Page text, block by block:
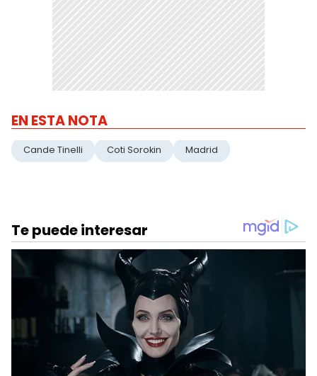
EN ESTA NOTA
Cande Tinelli Coti Sorokin Madrid